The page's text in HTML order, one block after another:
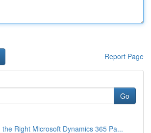
Report Page
Go
the Right Microsoft Dynamics 365 Pa...